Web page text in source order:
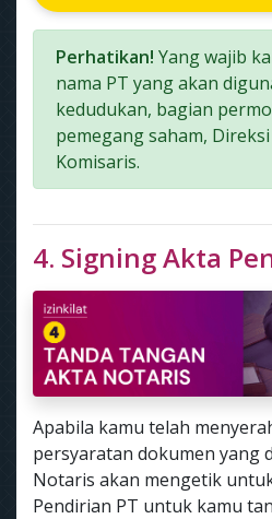
Perhatikan! Yang wajib
nama PT yang akan
kedudukan, bagian
pemegang saham,
Komisaris.
4. Signing Akta
Apabila kamu telah
persyaratan dokumen yang
Notaris akan mengetik
Pendirian PT untuk kamu